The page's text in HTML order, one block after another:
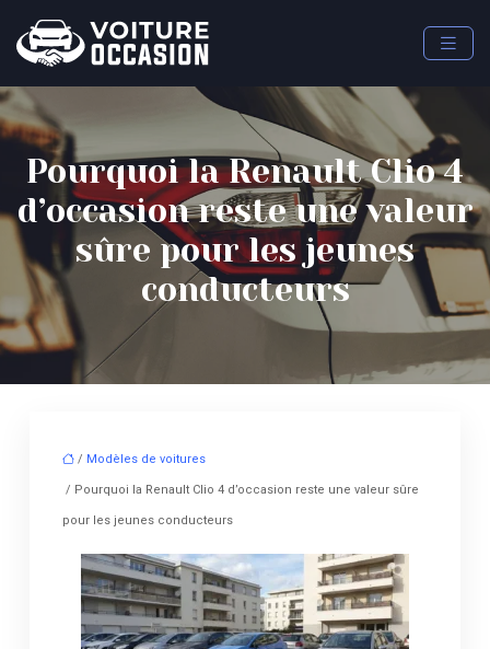
Pourquoi la Renault Clio 4
d’occasion reste une valeur
sûre pour les jeunes
conducteurs
/ Modèles de voitures
/ Pourquoi la Renault Clio 4 d’occasion reste une valeur sûre
pour les jeunes conducteurs